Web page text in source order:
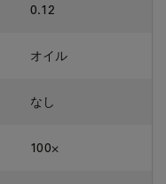
0.12
オイル
なし
100⨉